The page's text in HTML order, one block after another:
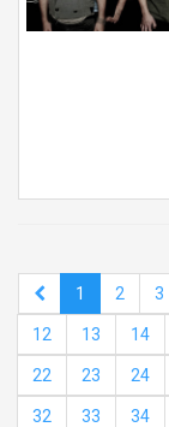
1 2 3
12 13 14
22 23 24
32 33 34